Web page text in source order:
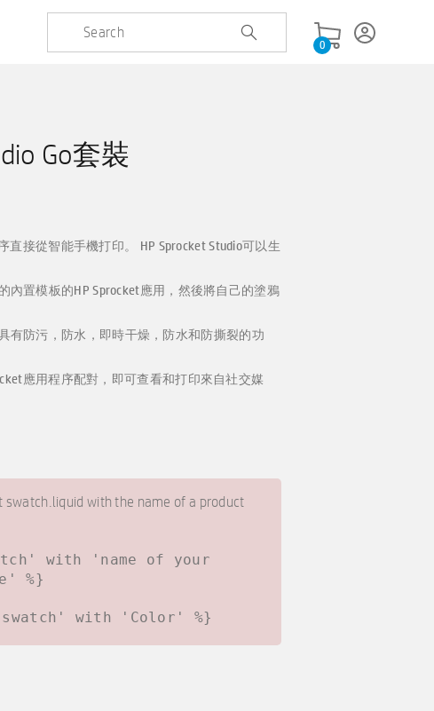
0
Go套裝
直接從智能手機打印。 HP Sprocket Studio可以生
內置模板的HP Sprocket應用，然後將自己的塗鴉
有防污，防水，即時干燥，防水和防撕裂的功
應用程序配對，即可查看和打印來自社交媒
swatch.liquid with the name of a product
with 'name of your
%}
with 'Color' %}